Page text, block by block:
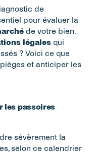
de
de votre bien.
légales qui
? Voici ce que
et anticiper les
les passoires
sévèrement la
selon ce calendrier